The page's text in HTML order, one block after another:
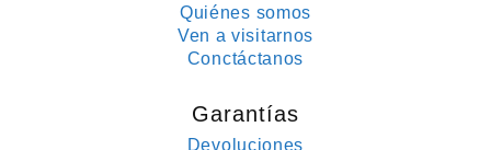
Quiénes somos
Ven a visitarnos
Conctáctanos
Garantías
Devoluciones